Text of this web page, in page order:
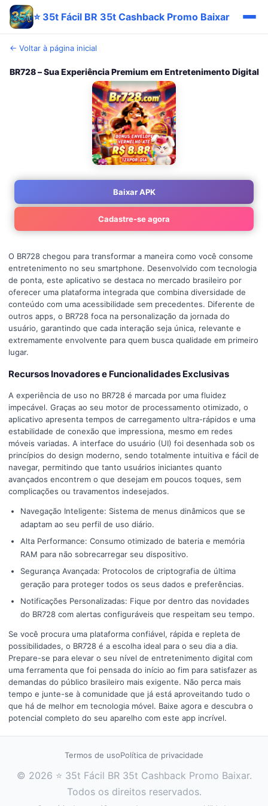
⭐ 35t Fácil BR 35t Cashback Promo Baixar
← Voltar à página inicial
BR728 – Sua Experiência Premium em Entretenimento Digital
Baixar APK
Cadastre-se agora
O BR728 chegou para transformar a maneira como você consome
entretenimento no seu smartphone. Desenvolvido com tecnologia
de ponta, este aplicativo se destaca no mercado brasileiro por
oferecer uma plataforma integrada que combina diversidade de
conteúdo com uma acessibilidade sem precedentes. Diferente de
outros apps, o BR728 foca na personalização da jornada do
usuário, garantindo que cada interação seja única, relevante e
extremamente envolvente para quem busca qualidade em primeiro
lugar.
Recursos Inovadores e Funcionalidades Exclusivas
A experiência de uso no BR728 é marcada por uma fluidez
impecável. Graças ao seu motor de processamento otimizado, o
aplicativo apresenta tempos de carregamento ultra-rápidos e uma
estabilidade de conexão que impressiona, mesmo em redes
móveis variadas. A interface do usuário (UI) foi desenhada sob os
princípios do design moderno, sendo totalmente intuitiva e fácil de
navegar, permitindo que tanto usuários iniciantes quanto
avançados encontrem o que desejam em poucos toques, sem
complicações ou travamentos indesejados.
Navegação Inteligente: Sistema de menus dinâmicos que se
adaptam ao seu perfil de uso diário.
Alta Performance: Consumo otimizado de bateria e memória
RAM para não sobrecarregar seu dispositivo.
Segurança Avançada: Protocolos de criptografia de última
geração para proteger todos os seus dados e preferências.
Notificações Personalizadas: Fique por dentro das novidades
do BR728 com alertas configuráveis que respeitam seu tempo.
Se você procura uma plataforma confiável, rápida e repleta de
possibilidades, o BR728 é a escolha ideal para o seu dia a dia.
Prepare-se para elevar o seu nível de entretenimento digital com
uma ferramenta que foi pensada do início ao fim para satisfazer as
demandas do público brasileiro mais exigente. Não perca mais
tempo e junte-se à comunidade que já está aproveitando tudo o
que há de melhor em tecnologia móvel. Baixe agora e descubra o
potencial completo do seu aparelho com este app incrível.
Termos de usoPolítica de privacidade
© 2026 ⭐ 35t Fácil BR 35t Cashback Promo Baixar.
Todos os direitos reservados.